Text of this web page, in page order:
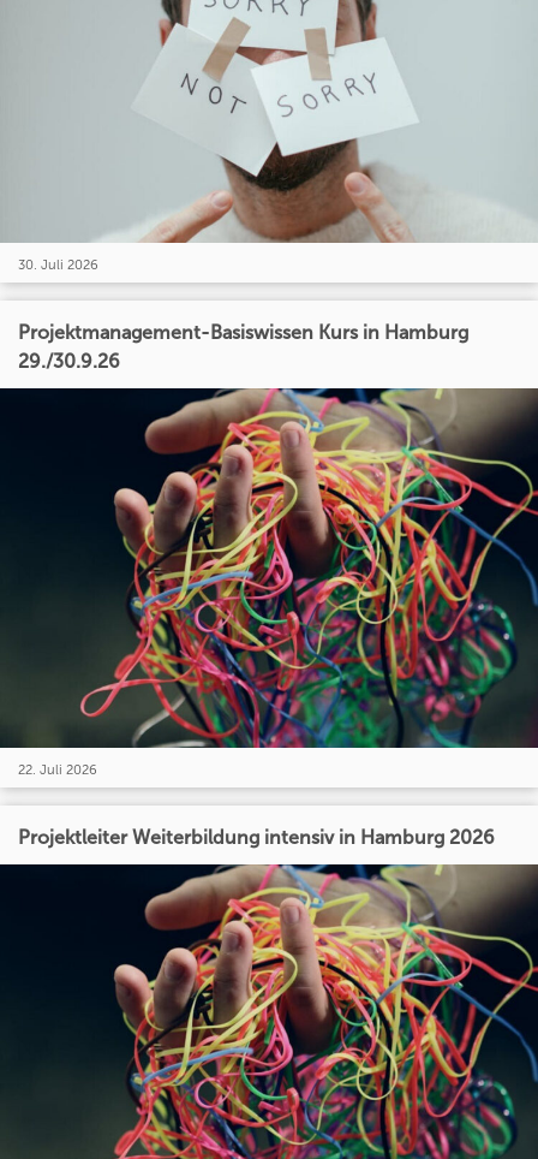
30. Juli 2026
Projektmanagement-Basiswissen Kurs in Hamburg
29./30.9.26
22. Juli 2026
Projektleiter Weiterbildung intensiv in Hamburg 2026